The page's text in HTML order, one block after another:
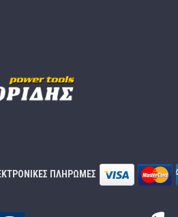
ΠΛΗΡΩΜΕΣ